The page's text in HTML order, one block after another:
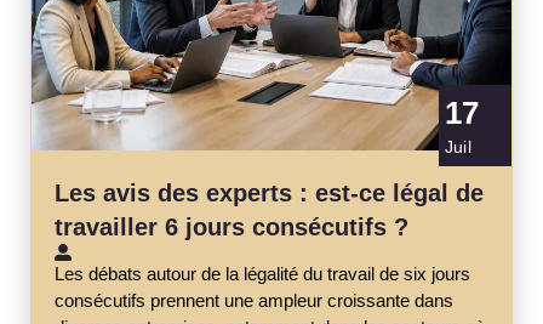
17
Juil
Les avis des experts : est-ce légal de
travailler 6 jours consécutifs ?
Les débats autour de la légalité du travail de six jours
consécutifs prennent une ampleur croissante dans